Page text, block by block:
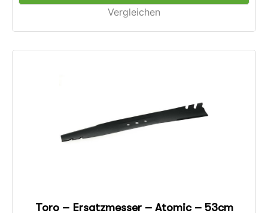
Vergleichen
Toro – Ersatzmesser – Atomic – 53cm